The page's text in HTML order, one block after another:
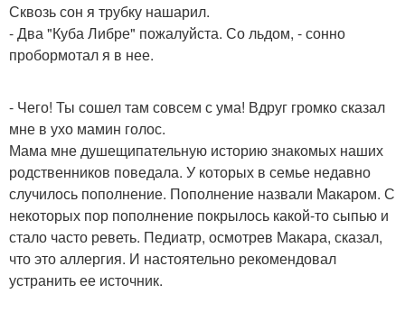
Сквозь сон я трубку нашарил.
- Два "Куба Либре" пожалуйста. Со льдом, - сонно
пробормотал я в нее.
- Чего! Ты сошел там совсем с ума! Вдруг громко сказал
мне в ухо мамин голос.
Мама мне душещипательную историю знакомых наших
родственников поведала. У которых в семье недавно
случилось пополнение. Пополнение назвали Макаром. С
некоторых пор пополнение покрылось какой-то сыпью и
стало часто реветь. Педиатр, осмотрев Макара, сказал,
что это аллергия. И настоятельно рекомендовал
устранить ее источник.